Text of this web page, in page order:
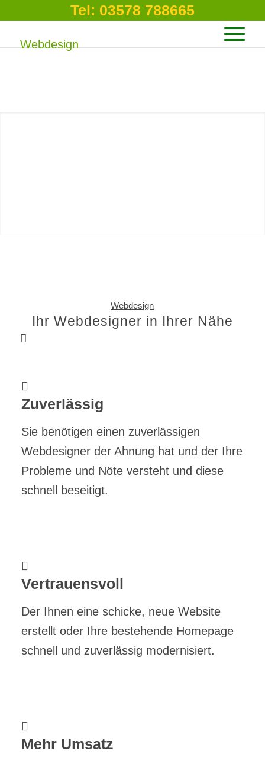
Tel: 03578 788665
Webdesign
Ihr Webdesigner in Ihrer Nähe
Zuverlässig
Sie benötigen einen zuverlässigen
Webdesigner der Ahnung hat und der Ihre
Probleme und Nöte versteht und diese
schnell beseitigt.
Vertrauensvoll
Der Ihnen eine schicke, neue Website
erstellt oder Ihre bestehende Homepage
schnell und zuverlässig modernisiert.
Mehr Umsatz